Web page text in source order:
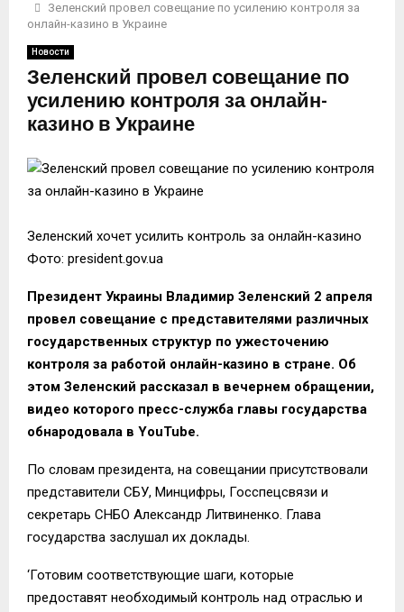
Зеленский провел совещание по усилению контроля за
онлайн-казино в Украине
Новости
Зеленский провел совещание по
усилению контроля за онлайн-
казино в Украине
Зеленский хочет усилить контроль за онлайн-казино
Фото: president.gov.ua
Президент Украины Владимир Зеленский 2 апреля
провел совещание с представителями различных
государственных структур по ужесточению
контроля за работой онлайн-казино в стране. Об
этом Зеленский рассказал в вечернем обращении,
видео которого пресс-служба главы государства
обнародовала в YouTube.
По словам президента, на совещании присутствовали
представители СБУ, Минцифры, Госспецсвязи и
секретарь СНБО Александр Литвиненко. Глава
государства заслушал их доклады.
‘Готовим соответствующие шаги, которые
предоставят необходимый контроль над отраслью и